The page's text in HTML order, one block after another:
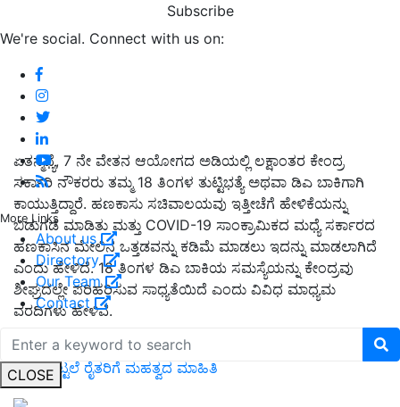
Subscribe
We're social. Connect with us on:
More Links
About us
Directory
Our Team
Contact
CLOSE
ಏತನ್ಮಧ್ಯೆ, 7 ನೇ ವೇತನ ಆಯೋಗದ ಅಡಿಯಲ್ಲಿ ಲಕ್ಷಾಂತರ ಕೇಂದ್ರ
ಸರ್ಕಾರಿ ನೌಕರರು ತಮ್ಮ18 ತಿಂಗಳ ತುಟ್ಟಿಭತ್ಯೆ ಅಥವಾ ಡಿಎ ಬಾಕಿಗಾಗಿ
ಕಾಯುತ್ತಿದ್ದಾರೆ. ಹಣಕಾಸು ಸಚಿವಾಲಯವು ಇತ್ತೀಚೆಗೆ ಹೇಳಿಕೆಯನ್ನು
ಬಿಡುಗಡೆ ಮಾಡಿತು ಮತ್ತು COVID-19 ಸಾಂಕ್ರಾಮಿಕದ ಮಧ್ಯೆ ಸರ್ಕಾರದ
ಹಣಕಾಸಿನ ಮೇಲಿನ ಒತ್ತಡವನ್ನು ಕಡಿಮೆ ಮಾಡಲು ಇದನ್ನು ಮಾಡಲಾಗಿದೆ
ಎಂದು ಹೇಳಿದೆ. 18ತಿಂಗಳ ಡಿಎ ಬಾಕಿಯ ಸಮಸ್ಯೆಯನ್ನು ಕೇಂದ್ರವು
ಶೀಘ್ರದಲ್ಲೇ ಪರಿಹರಿಸುವ ಸಾಧ್ಯತೆಯಿದೆ ಎಂದು ವಿವಿಧ ಮಾಧ್ಯಮ
ವರದಿಗಳು ಹೇಳಿವೆ.
Pm Kisan| ಪಿ.ಎಂ ಕಿಸಾನ್‌ ಅಪ್ಡೇಟ್‌: 13ನೇ ಕಂತಿಗಾಗಿ ಕಾಯುತ್ತಿರುವ
ಕೋಟಿಗಟ್ಟಲೆ ರೈತರಿಗೆ ಮಹತ್ವದ ಮಾಹಿತಿ